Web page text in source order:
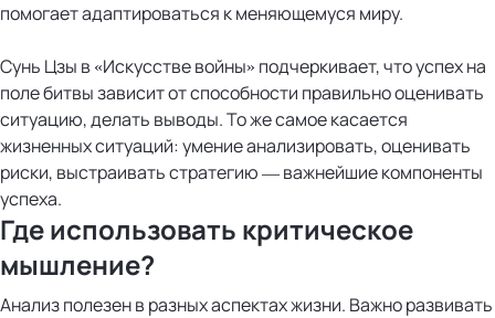
помогает адаптироваться к меняющемуся миру.
Сунь Цзы в «Искусстве войны» подчеркивает, что успех на
поле битвы зависит от способности правильно оценивать
ситуацию, делать выводы. То же самое касается
жизненных ситуаций: умение анализировать, оценивать
риски, выстраивать стратегию — важнейшие компоненты
успеха.
Где использовать критическое
мышление?
Анализ полезен в разных аспектах жизни. Важно развивать